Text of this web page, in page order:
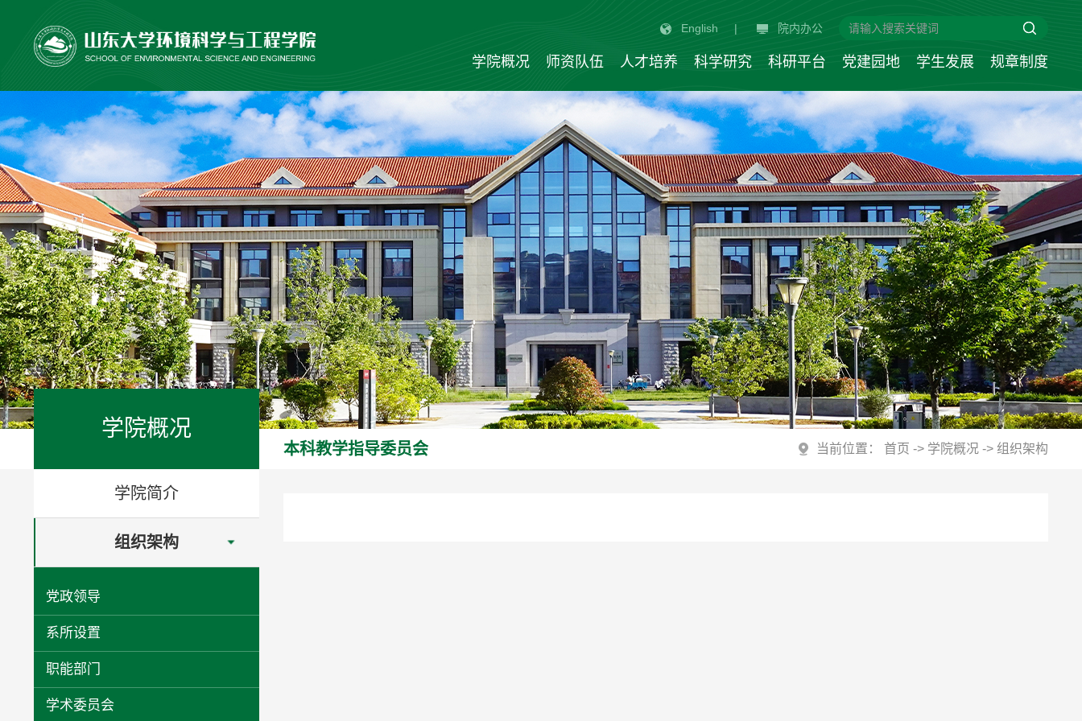
English | 院内办公
学院概况 师资队伍 人才培养 科学研究 科研平台 党建园地 学生发展 规章制度
学院概况
学院简介
组织架构
党政领导
系所设置
职能部门
学术委员会
本科教学指导委员会 当前位置： 首页 -> 学院概况 -> 组织架构